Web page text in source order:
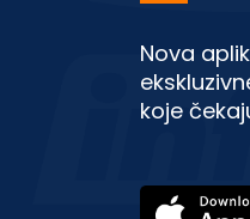
Nova
koje